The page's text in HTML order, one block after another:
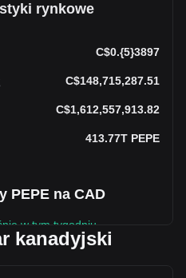
rynkowe
C$0.{5}3897
C$148,715,287.51
C$1,612,557,913.82
413.77T PEPE
PEPE na CAD
w tym tygodniu.
C$0.PEPE3897 na
kanadyjski